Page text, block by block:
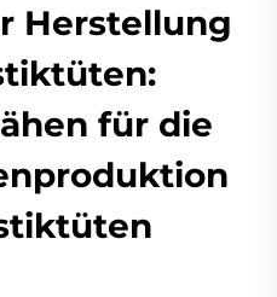
Herstellung
für die